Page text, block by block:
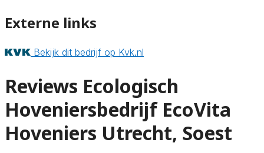
Externe links
Bekijk dit bedrijf op Kvk.nl
Reviews Ecologisch
Hoveniersbedrijf EcoVita
Hoveniers Utrecht, Soest